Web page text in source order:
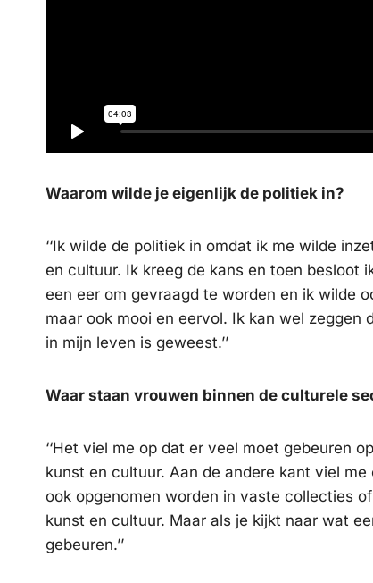
Waarom wilde je eigenlijk de politiek in?
‘‘Ik wilde de politiek in omdat ik me wilde
en cultuur. Ik kreeg de kans en toen besloot
een eer om gevraagd te worden en ik wilde
maar ook mooi en eervol. Ik kan wel
in mijn leven is geweest.’’
Waar staan vrouwen binnen de culturele
‘‘Het viel me op dat er veel moet gebeuren
kunst en cultuur. Aan de andere kant viel
ook opgenomen worden in vaste collecties
kunst en cultuur. Maar als je kijkt naar wat
gebeuren.’’